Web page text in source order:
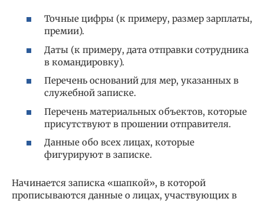
Точные цифры (к примеру, размер зарплаты,
премии).
Даты (к примеру, дата отправки сотрудника
в командировку).
Перечень оснований для мер, указанных в
служебной записке.
Перечень материальных объектов, которые
присутствуют в прошении отправителя.
Данные обо всех лицах, которые
фигурируют в записке.
Начинается записка «шапкой», в которой
прописываются данные о лицах, участвующих в